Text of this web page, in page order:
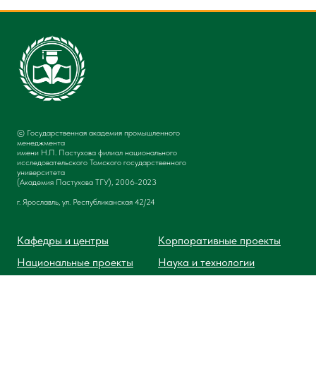
© Государственная академия промышленного
менеджмента
имени Н.П. Пастухова филиал национального
исследовательского Томского государственного
университета
(Академия Пастухова ТГУ), 2006-2023
г. Ярославль, ул. Республиканская 42/24
Кафедры и центры
Национальные проекты
Корпоративные проекты
Наука и технологии